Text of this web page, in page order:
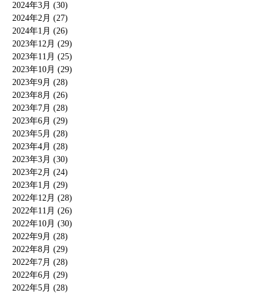
2024年3月 (30)
2024年2月 (27)
2024年1月 (26)
2023年12月 (29)
2023年11月 (25)
2023年10月 (29)
2023年9月 (28)
2023年8月 (26)
2023年7月 (28)
2023年6月 (29)
2023年5月 (28)
2023年4月 (28)
2023年3月 (30)
2023年2月 (24)
2023年1月 (29)
2022年12月 (28)
2022年11月 (26)
2022年10月 (30)
2022年9月 (28)
2022年8月 (29)
2022年7月 (28)
2022年6月 (29)
2022年5月 (28)